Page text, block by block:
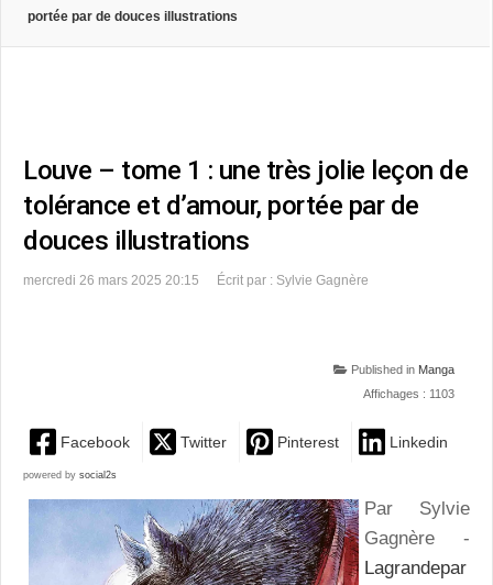
portée par de douces illustrations
Louve – tome 1 : une très jolie leçon de
tolérance et d’amour, portée par de
douces illustrations
mercredi 26 mars 2025 20:15 Écrit par : Sylvie Gagnère
Published in Manga
Affichages : 1103
Facebook Twitter Pinterest Linkedin
powered by social2s
Par Sylvie
Gagnère -
Lagrandepar